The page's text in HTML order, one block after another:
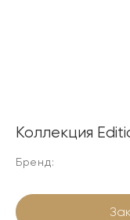
Коллекция
Бренд: